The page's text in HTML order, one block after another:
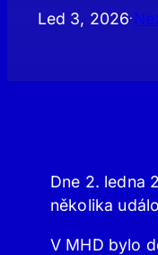
Led 3, 2026·
Dne 2. ledna
několika
V MHD bylo